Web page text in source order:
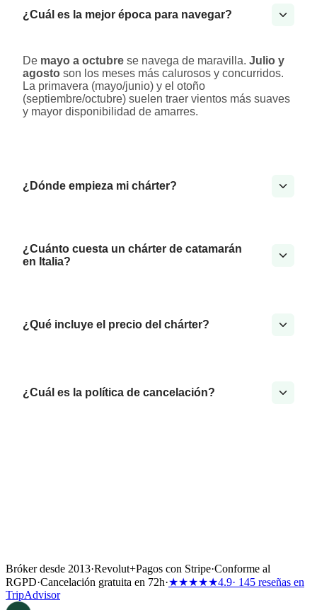
¿Cuál es la mejor época para navegar?
De mayo a octubre se navega de maravilla. Julio y
agosto son los meses más calurosos y concurridos.
La primavera (mayo/junio) y el otoño
(septiembre/octubre) suelen traer vientos más suaves
y mayor disponibilidad de amarres.
¿Dónde empieza mi chárter?
¿Cuánto cuesta un chárter de catamarán
en Italia?
¿Qué incluye el precio del chárter?
¿Cuál es la política de cancelación?
Bróker desde 2013·Revolut+Pagos con Stripe·Conforme al
RGPD·Cancelación gratuita en 72h·★★★★★4.9· 145 reseñas en
TripAdvisor